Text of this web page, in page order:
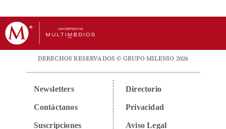
DERECHOS RESERVADOS © GRUPO MILENIO 2026
Newsletters
Contáctanos
Suscripciones
Directorio
Privacidad
Aviso Legal